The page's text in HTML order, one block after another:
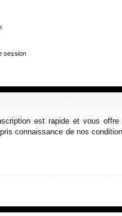
session
est rapide et vous
connaissance de nos